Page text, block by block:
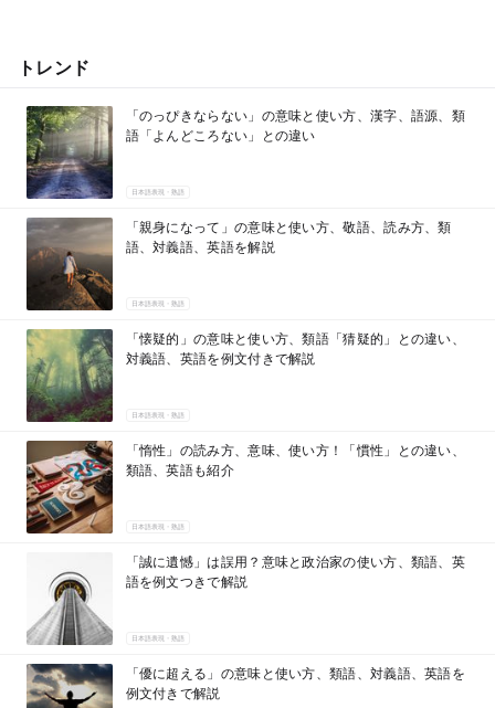
トレンド
「のっぴきならない」の意味と使い方、漢字、語源、類
語「よんどころない」との違い
日本語表現・熟語
「親身になって」の意味と使い方、敬語、読み方、類
語、対義語、英語を解説
日本語表現・熟語
「懐疑的」の意味と使い方、類語「猜疑的」との違い、
対義語、英語を例文付きで解説
日本語表現・熟語
「惰性」の読み方、意味、使い方！「慣性」との違い、
類語、英語も紹介
日本語表現・熟語
「誠に遺憾」は誤用？意味と政治家の使い方、類語、英
語を例文つきで解説
日本語表現・熟語
「優に超える」の意味と使い方、類語、対義語、英語を
例文付きで解説